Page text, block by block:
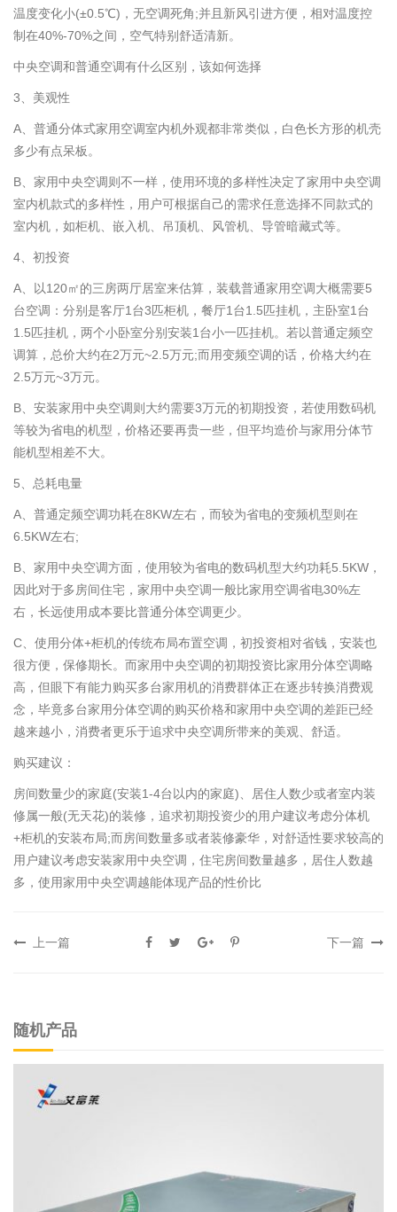
温度变化小(±0.5℃)，无空调死角;并且新风引进方便，相对温度控
制在40%-70%之间，空气特别舒适清新。
中央空调和普通空调有什么区别，该如何选择
3、美观性
A、普通分体式家用空调室内机外观都非常类似，白色长方形的机壳
多少有点呆板。
B、家用中央空调则不一样，使用环境的多样性决定了家用中央空调
室内机款式的多样性，用户可根据自己的需求任意选择不同款式的
室内机，如柜机、嵌入机、吊顶机、风管机、导管暗藏式等。
4、初投资
A、以120㎡的三房两厅居室来估算，装载普通家用空调大概需要5
台空调：分别是客厅1台3匹柜机，餐厅1台1.5匹挂机，主卧室1台
1.5匹挂机，两个小卧室分别安装1台小一匹挂机。若以普通定频空
调算，总价大约在2万元~2.5万元;而用变频空调的话，价格大约在
2.5万元~3万元。
B、安装家用中央空调则大约需要3万元的初期投资，若使用数码机
等较为省电的机型，价格还要再贵一些，但平均造价与家用分体节
能机型相差不大。
5、总耗电量
A、普通定频空调功耗在8KW左右，而较为省电的变频机型则在
6.5KW左右;
B、家用中央空调方面，使用较为省电的数码机型大约功耗5.5KW，
因此对于多房间住宅，家用中央空调一般比家用空调省电30%左
右，长远使用成本要比普通分体空调更少。
C、使用分体+柜机的传统布局布置空调，初投资相对省钱，安装也
很方便，保修期长。而家用中央空调的初期投资比家用分体空调略
高，但眼下有能力购买多台家用机的消费群体正在逐步转换消费观
念，毕竟多台家用分体空调的购买价格和家用中央空调的差距已经
越来越小，消费者更乐于追求中央空调所带来的美观、舒适。
购买建议：
房间数量少的家庭(安装1-4台以内的家庭)、居住人数少或者室内装
修属一般(无天花)的装修，追求初期投资少的用户建议考虑分体机
+柜机的安装布局;而房间数量多或者装修豪华，对舒适性要求较高的
用户建议考虑安装家用中央空调，住宅房间数量越多，居住人数越
多，使用家用中央空调越能体现产品的性价比
上一篇 下一篇
随机产品